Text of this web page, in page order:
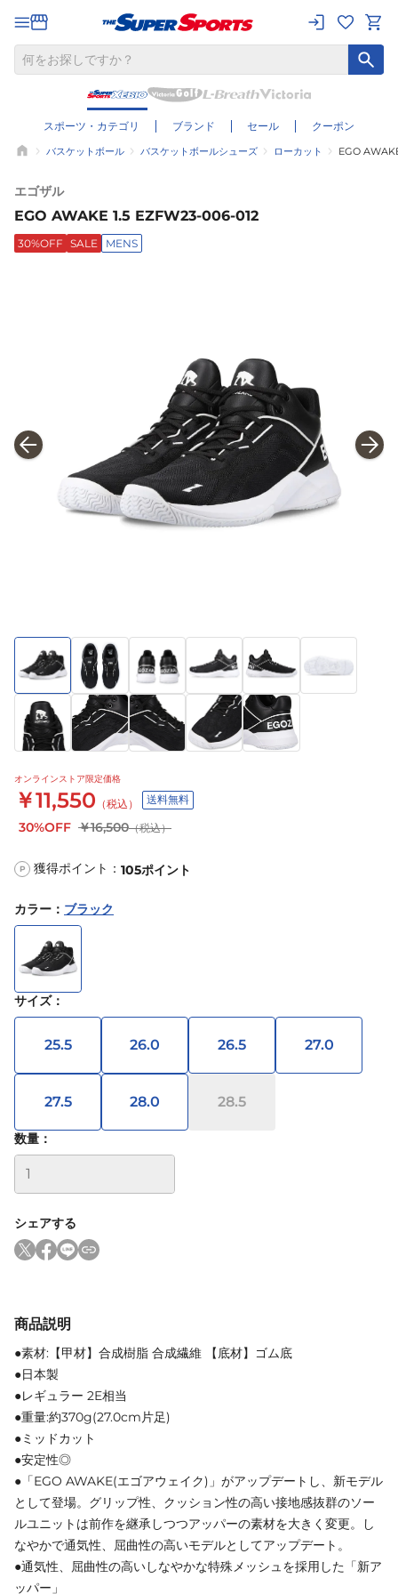
スポーツ・カテゴリ ブランド セール クーポン
バスケットボール バスケットボールシューズ ローカット EGO
エゴザル
EGO AWAKE 1.5 EZFW23-006-012
30%OFF SALE MENS
オンラインストア限定価格
￥11,550 （税込） 送料無料
30%OFF ￥16,500（税込）
P 獲得ポイント： 105ポイント
カラー ： ブラック
サイズ：
25.5 26.0 26.5 27.0
27.5 28.0 28.5
数量：
シェアする
商品説明
●素材:【甲材】合成樹脂 合成繊維 【底材】ゴム底
●日本製
●レギュラー 2E相当
●重量:約370g(27.0cm片足)
●ミッドカット
●安定性◎
●「EGO AWAKE(エゴアウェイク)」がアップデートし、新モデル
として登場。グリップ性、クッション性の高い接地感抜群のソー
ルユニットは前作を継承しつつアッパーの素材を大きく変更。し
なやかで通気性、屈曲性の高いモデルとしてアップデート。
●通気性、屈曲性の高いしなやかな特殊メッシュを採用した「新ア
ッパー」